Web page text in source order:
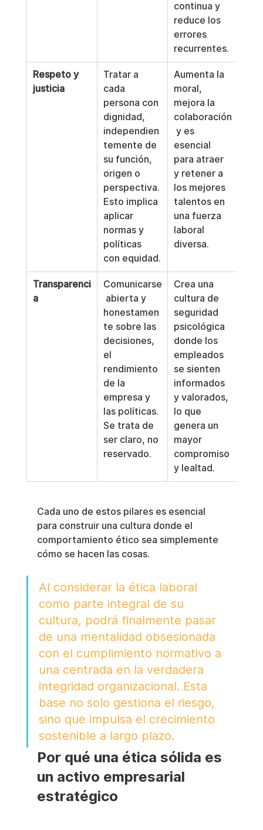
continua y
reduce los
errores
recurrentes.
Respeto y
justicia
Tratar a
cada
persona con
dignidad,
independien
temente de
su función,
origen o
perspectiva.
Esto implica
aplicar
normas y
políticas
con equidad.
Aumenta la
moral,
mejora la
colaboración
y es
esencial
para atraer
y retener a
los mejores
talentos en
una fuerza
laboral
diversa.
Transparenci
a
Comunicarse
abierta y
honestamen
te sobre las
decisiones,
el
rendimiento
de la
empresa y
las políticas.
Se trata de
ser claro, no
reservado.
Crea una
cultura de
seguridad
psicológica
donde los
empleados
se sienten
informados
y valorados,
lo que
genera un
mayor
compromiso
y lealtad.
Cada uno de estos pilares es esencial
para construir una cultura donde el
comportamiento ético sea simplemente
cómo se hacen las cosas.
Al considerar la ética laboral
como parte integral de su
cultura, podrá finalmente pasar
de una mentalidad obsesionada
con el cumplimiento normativo a
una centrada en la verdadera
integridad organizacional. Esta
base no solo gestiona el riesgo,
sino que impulsa el crecimiento
sostenible a largo plazo.
Por qué una ética sólida es
un activo empresarial
estratégico